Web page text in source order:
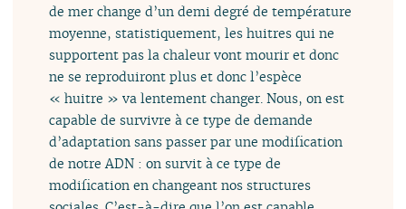
de mer change d’un demi degré de température
moyenne, statistiquement, les huitres qui ne
supportent pas la chaleur vont mourir et donc
ne se reproduiront plus et donc l’espèce
« huitre » va lentement changer. Nous, on est
capable de survivre à ce type de demande
d’adaptation sans passer par une modification
de notre ADN : on survit à ce type de
modification en changeant nos structures